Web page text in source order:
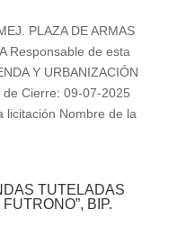
PLAZA DE ARMAS
Responsable de esta
Y URBANIZACIÓN
de Cierre: 09-07-2025
licitación Nombre de la
TUTELADAS
BIP.